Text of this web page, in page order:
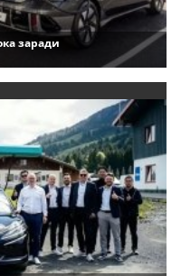
заради